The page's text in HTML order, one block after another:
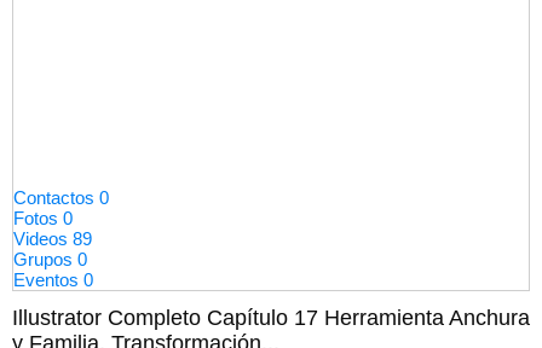
Contactos 0
Fotos 0
Videos 89
Grupos 0
Eventos 0
Illustrator Completo Capítulo 17 Herramienta Anchura